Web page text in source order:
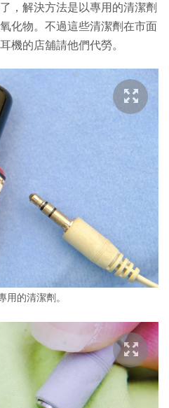
，解決方法是以專用的清潔劑
化物。不過這些清潔劑在市面
機的店舖請他們代勞。
用的清潔劑。